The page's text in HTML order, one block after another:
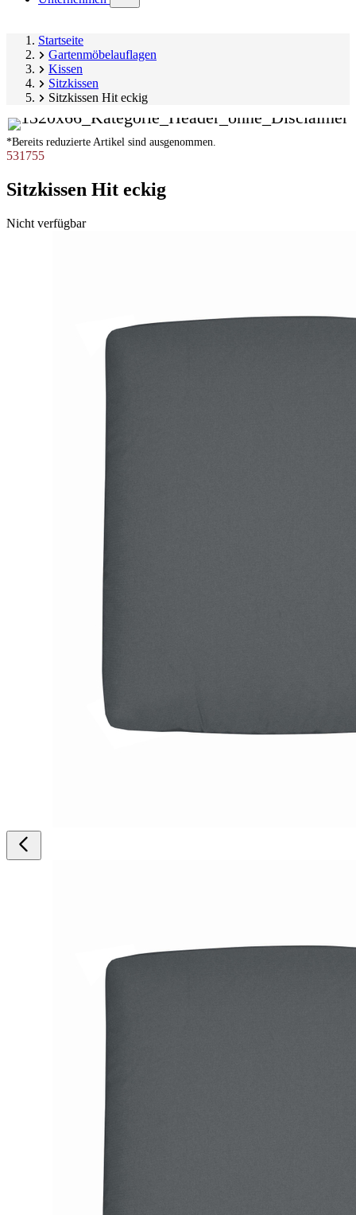
submenu)
Startseite
Gartenmöbelauflagen
Kissen
Sitzkissen
Sitzkissen Hit eckig
*Bereits reduzierte Artikel sind ausgenommen.
531755
Sitzkissen Hit eckig
Produktgalerie
Nicht verfügbar